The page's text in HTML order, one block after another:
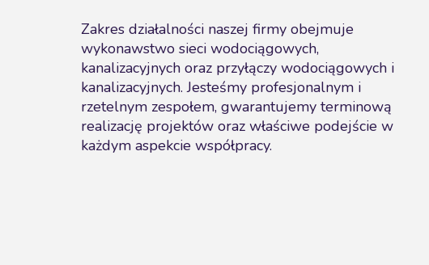
Zakres działalności naszej firmy obejmuje
wykonawstwo sieci wodociągowych,
kanalizacyjnych oraz przyłączy wodociągowych i
kanalizacyjnych. Jesteśmy profesjonalnym i
rzetelnym zespołem, gwarantujemy terminową
realizację projektów oraz właściwe podejście w
każdym aspekcie współpracy.